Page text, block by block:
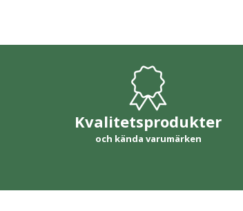
Kvalitetsprodukter
och kända varumärken